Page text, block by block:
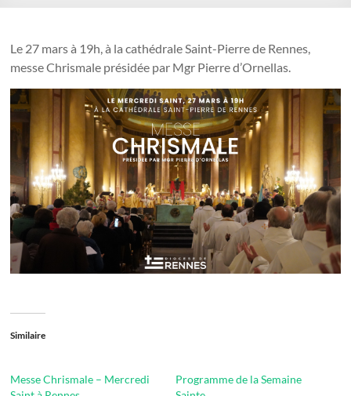
Le 27 mars à 19h, à la cathédrale Saint-Pierre de Rennes,
messe Chrismale présidée par Mgr Pierre d’Ornellas.
Similaire
Messe Chrismale – Mercredi
Programme de la Semaine